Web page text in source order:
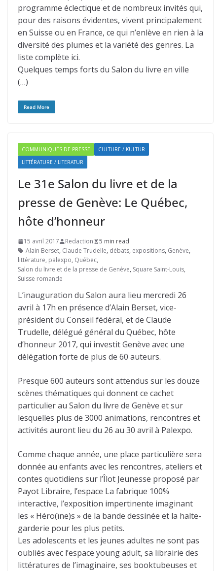
programme éclectique et de nombreux invités qui,
pour des raisons évidentes, vivent principalement
en Suisse ou en France, ce qui n’enlève en rien à la
diversité des plumes et la variété des genres. La
liste complète ici.
Quelques temps forts du Salon du livre en ville
(…)
Read More
COMMUNIQUÉS DE PRESSE
CULTURE / KULTUR
LITTÉRATURE / LITERATUR
Le 31e Salon du livre et de la
presse de Genève: Le Québec,
hôte d’honneur
15 avril 2017 Redaction
5 min read
Alain Berset, Claude Trudelle, débats, expositions, Genève,
littérature, palexpo, Québec,
Salon du livre et de la presse de Genève, Square Saint-Louis,
Suisse romande
L’inauguration du Salon aura lieu mercredi 26
avril à 17h en présence d’Alain Berset, vice-
président du Conseil fédéral, et de Claude
Trudelle, délégué général du Québec, hôte
d’honneur 2017, qui investit Genève avec une
délégation forte de plus de 60 auteurs.
Presque 600 auteurs sont attendus sur les douze
scènes thématiques qui donnent ce cachet
particulier au Salon du livre de Genève et sur
lesquelles plus de 3000 animations, rencontres et
activités auront lieu du 26 au 30 avril à Palexpo.
Comme chaque année, une place particulière sera
donnée au enfants avec les rencontres, ateliers et
contes quotidiens sur l’Îlot Jeunesse proposé par
Payot Libraire, l’espace La fabrique 100%
interactive, l’exposition impertinente imaginant
les « Héro(ïne)s » de la bande dessinée et la halte-
garderie pour les plus petits.
Les adolescents et les jeunes adultes ne sont pas
oubliés avec l’espace young adult, sa librairie des
littératures de l’imaginaire, ses booktubeuses et